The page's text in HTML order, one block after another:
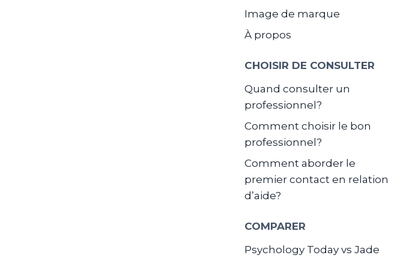
Image de marque
À propos
CHOISIR DE CONSULTER
Quand consulter un
professionnel?
Comment choisir le bon
professionnel?
Comment aborder le
premier contact en relation
d’aide?
COMPARER
Psychology Today vs Jade